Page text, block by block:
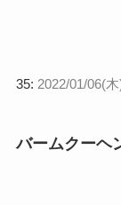
35: 2022/01/06(
バームクーヘ